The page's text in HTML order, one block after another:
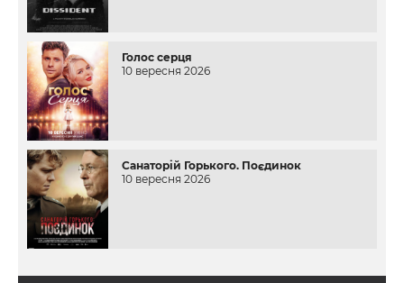
Голос серця
10 вересня 2026
Санаторій Горького. Поєдинок
10 вересня 2026